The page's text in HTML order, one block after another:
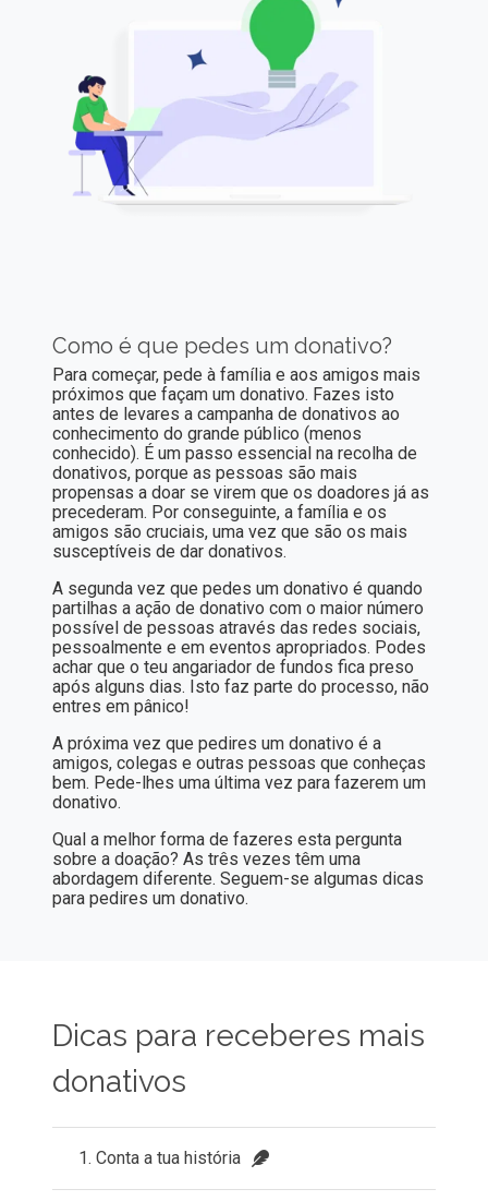
Como é que pedes um donativo?
Para começar, pede à família e aos amigos mais
próximos que façam um donativo. Fazes isto
antes de levares a campanha de donativos ao
conhecimento do grande público (menos
conhecido). É um passo essencial na recolha de
donativos, porque as pessoas são mais
propensas a doar se virem que os doadores já as
precederam. Por conseguinte, a família e os
amigos são cruciais, uma vez que são os mais
susceptíveis de dar donativos.
A segunda vez que pedes um donativo é quando
partilhas a ação de donativo com o maior número
possível de pessoas através das redes sociais,
pessoalmente e em eventos apropriados. Podes
achar que o teu angariador de fundos fica preso
após alguns dias. Isto faz parte do processo, não
entres em pânico!
A próxima vez que pedires um donativo é a
amigos, colegas e outras pessoas que conheças
bem. Pede-lhes uma última vez para fazerem um
donativo.
Qual a melhor forma de fazeres esta pergunta
sobre a doação? As três vezes têm uma
abordagem diferente. Seguem-se algumas dicas
para pedires um donativo.
Dicas para receberes mais
donativos
1. Conta a tua história